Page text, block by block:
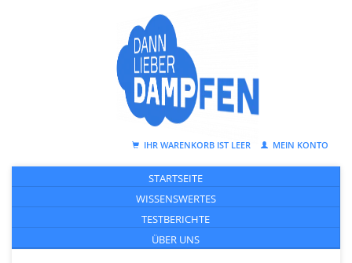
IHR WARENKORB IST LEER MEIN KONTO
STARTSEITE
WISSENSWERTES
TESTBERICHTE
ÜBER UNS